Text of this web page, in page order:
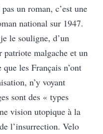
un roman, c’est une
national sur 1947.
le souligne, d’un
malgache et un
les Français n’ont
n’y voyant
sont des « types
vision utopique à la
l’insurrection. Velo